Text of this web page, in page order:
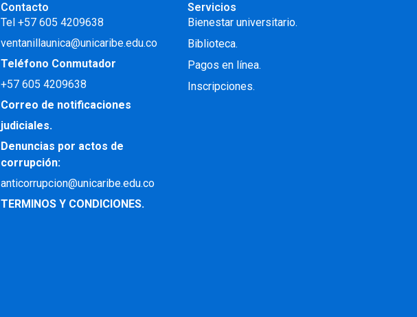
Contacto
Tel +57 605 4209638
ventanillaunica@unicaribe.edu.co
Teléfono Conmutador
+57605 4209638
Correo de notificaciones
judiciales.
Denuncias por actos de
corrupción:
anticorrupcion@unicaribe.edu.co
TERMINOS Y CONDICIONES.
Servicios
Bienestar universitario.
Biblioteca.
Pagos en línea.
Inscripciones.